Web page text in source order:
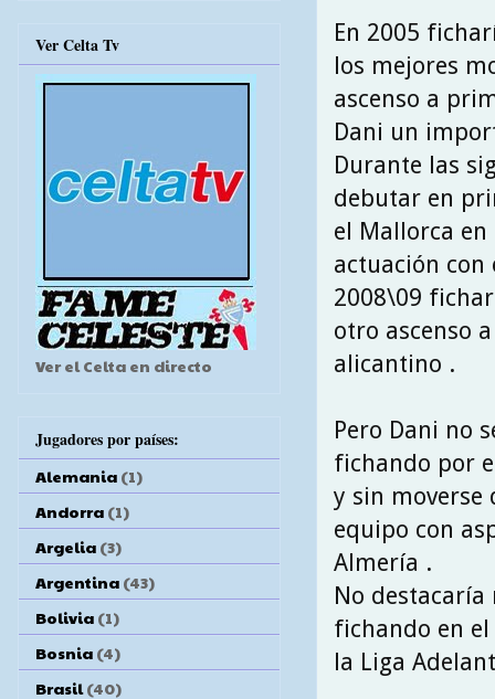
En 2005
los mejores
ascenso a
Dani un
Durante las
debutar en
el Mallorca
actuación
2008\09
otro ascenso
alicantino .
Pero Dani no
fichando por
y sin moverse
equipo con
Almería .
No
fichando en
la Liga
Ver Celta Tv
Ver el Celta en directo
Jugadores por países:
Alemania (1)
Andorra (1)
Argelia (3)
Argentina (43)
Bolivia (1)
Bosnia (4)
Brasil (40)